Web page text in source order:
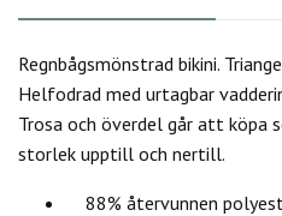
Regnbågsmönstrad bikini.
Helfodrad med urtagbar
Trosa och överdel går att köpa
storlek upptill och nertill.
88% återvunnen